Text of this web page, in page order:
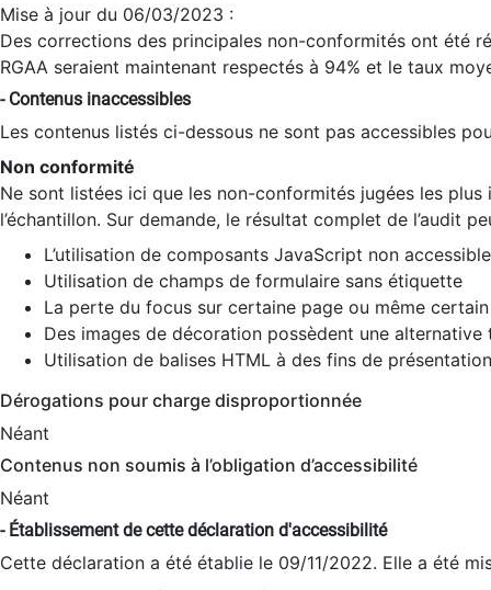
Mise à jour du 06/03/2023 :
Des corrections des principales non-conformités ont été
RGAA seraient maintenant respectés à 94% et le taux
- Contenus inaccessibles
Les contenus listés ci-dessous ne sont pas accessibles
Non conformité
Ne sont listées ici que les non-conformités jugées les
l’échantillon. Sur demande, le résultat complet de l’audit
L’utilisation de composants JavaScript non
Utilisation de champs de formulaire sans étiquette
La perte du focus sur certaine page ou même
Des images de décoration possèdent une alternative
Utilisation de balises HTML à des fins de
Dérogations pour charge disproportionnée
Néant
Contenus non soumis à l’obligation d’accessibilité
Néant
- Établissement de cette déclaration d'accessibilité
Cette déclaration a été établie le 09/11/2022. Elle a été